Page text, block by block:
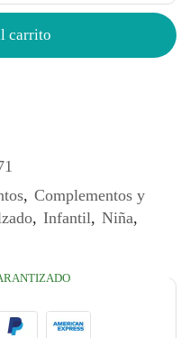
carrito
, Complementos y
, Infantil, Niña,